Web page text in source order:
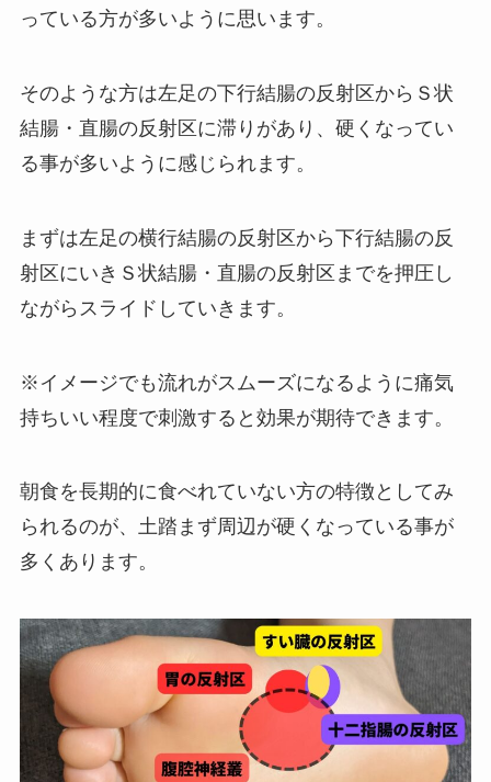
っている方が多いように思います。
そのような方は左足の下行結腸の反射区からＳ状
結腸・直腸の反射区に滞りがあり、硬くなってい
る事が多いように感じられます。
まずは左足の横行結腸の反射区から下行結腸の反
射区にいきＳ状結腸・直腸の反射区までを押圧し
ながらスライドしていきます。
※イメージでも流れがスムーズになるように痛気
持ちいい程度で刺激すると効果が期待できます。
朝食を長期的に食べれていない方の特徴としてみ
られるのが、土踏まず周辺が硬くなっている事が
多くあります。